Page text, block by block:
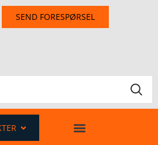
SEND FORESPØRSEL